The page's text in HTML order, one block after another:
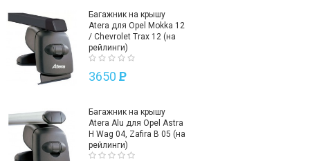
Багажник на крышу
Atera для Opel Mokka 12
/ Chevrolet Trax 12 (на
рейлинги)
3650 P
Багажник на крышу
Atera Alu для Opel Astra
H Wag 04, Zafira B 05 (на
рейлинги)